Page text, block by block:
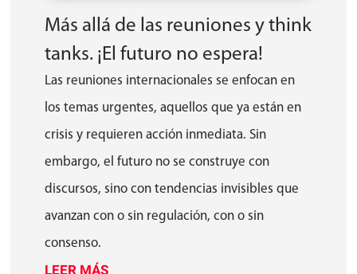
Más allá de las reuniones y think
tanks. ¡El futuro no espera!
Las reuniones internacionales se enfocan en
los temas urgentes, aquellos que ya están en
crisis y requieren acción inmediata. Sin
embargo, el futuro no se construye con
discursos, sino con tendencias invisibles que
avanzan con o sin regulación, con o sin
consenso.